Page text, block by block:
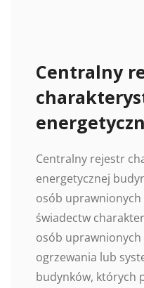
Centralny
Centralny rejestr
energetycznej
osób
świadectw
osób
ogrzewania lub
budynków, których